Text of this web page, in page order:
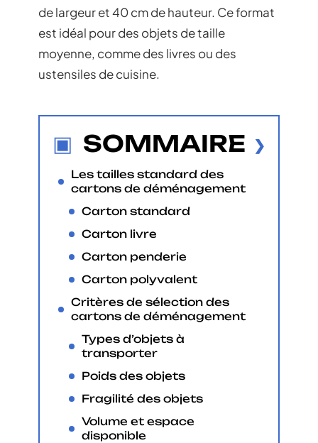
de largeur et 40 cm de hauteur. Ce format
est idéal pour des objets de taille
moyenne, comme des livres ou des
ustensiles de cuisine.
SOMMAIRE
Les tailles standard des
cartons de déménagement
Carton standard
Carton livre
Carton penderie
Carton polyvalent
Critères de sélection des
cartons de déménagement
Types d’objets à
transporter
Poids des objets
Fragilité des objets
Volume et espace
disponible